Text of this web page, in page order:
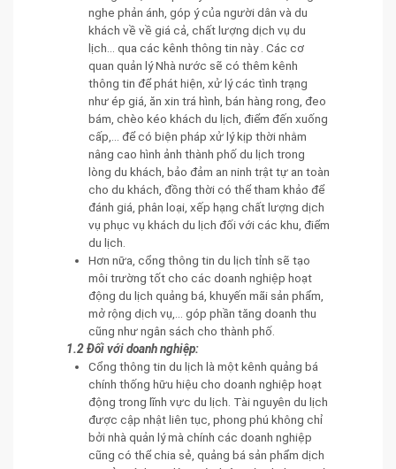
nghe phản ánh, góp ý của người dân và du
khách về về giá cả, chất lượng dịch vụ du
lịch... qua các kênh thông tin này . Các cơ
quan quản lý Nhà nước sẽ có thêm kênh
thông tin để phát hiện, xử lý các tình trạng
như ép giá, ăn xin trá hình, bán hàng rong, đeo
bám, chèo kéo khách du lịch, điểm đến xuống
cấp,... để có biện pháp xử lý kịp thời nhằm
nâng cao hình ảnh thành phố du lịch trong
lòng du khách, bảo đảm an ninh trật tự an toàn
cho du khách, đồng thời có thể tham khảo để
đánh giá, phân loại, xếp hạng chất lượng dịch
vụ phục vụ khách du lịch đối với các khu, điểm
du lịch.
Hơn nữa, cổng thông tin du lịch tỉnh sẽ tạo
môi trường tốt cho các doanh nghiệp hoạt
động du lịch quảng bá, khuyến mãi sản phẩm,
mở rộng dịch vụ,... góp phần tăng doanh thu
cũng như ngân sách cho thành phố.
1.2 Đối với doanh nghiệp:
Cổng thông tin du lịch là một kênh quảng bá
chính thống hữu hiệu cho doanh nghiệp hoạt
động trong lĩnh vực du lịch. Tài nguyên du lịch
được cập nhật liên tục, phong phú không chỉ
bởi nhà quản lý mà chính các doanh nghiệp
cũng có thể chia sẻ, quảng bá sản phẩm dịch